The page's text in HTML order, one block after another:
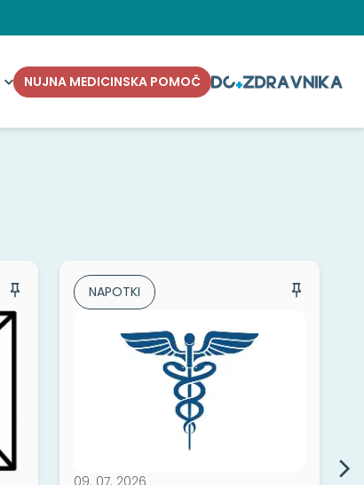
NUJNA MEDICINSKA POMOČ
NAPOTKI
09. 07. 2026